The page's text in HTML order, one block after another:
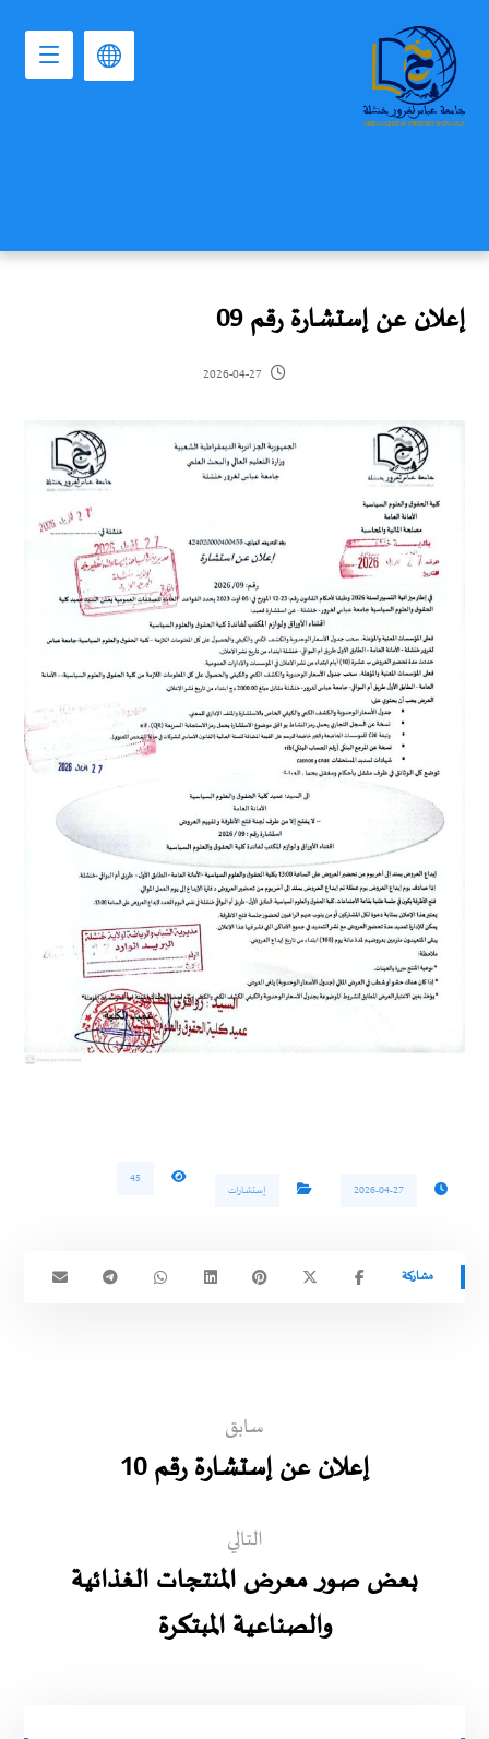
إعلان عن إستشارة رقم 09
2026-04-27
2026-04-27 إستشارات
45
سابق
إعلان عن إستشارة رقم 10
التالي
بعض صور معرض المنتجات الغذائية
والصناعية المبتكرة